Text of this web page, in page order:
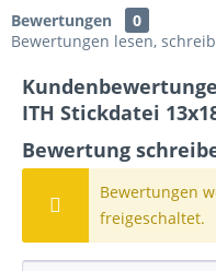
Bewertungen
0
Bewertungen lesen,
ITH Stickdatei
Bewertung
Bewertungen
freigeschaltet.